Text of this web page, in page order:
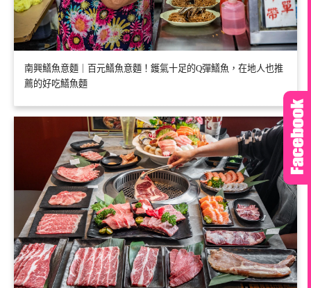
南興鱔魚意麵｜百元鱔魚意麵！鑊氣十足的Q彈鱔魚，在地人也推
薦的好吃鱔魚麵